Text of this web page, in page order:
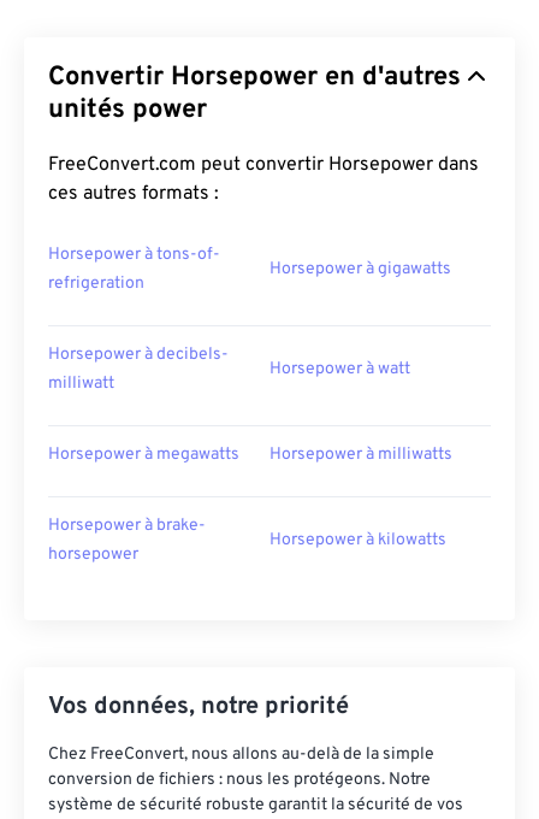
Convertir Horsepower en d'autres
unités power
FreeConvert.com peut convertir Horsepower dans
ces autres formats :
Horsepower à tons-of-
refrigeration
Horsepower à gigawatts
Horsepower à decibels-
milliwatt
Horsepower à watt
Horsepower à megawatts Horsepower à milliwatts
Horsepower à brake-
horsepower
Horsepower à kilowatts
Vos données, notre priorité
Chez FreeConvert, nous allons au-delà de la simple
conversion de fichiers : nous les protégeons. Notre
système de sécurité robuste garantit la sécurité de vos